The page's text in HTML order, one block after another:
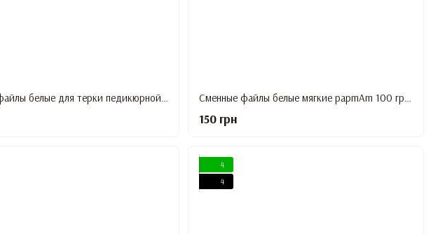
Сменные файлы белые для терки педикюрной 80 грит STALEKS PRO EXPERT 10 30 шт DFE-10-80w Сменные файлы белые мягкие papmAm 100 грит STALEKS PRO EXPERT 20 25 шт DFCE-20-100/25w
150 грн
4
4